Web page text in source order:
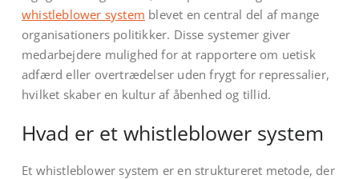
whistleblower system blevet en central del af mange
organisationers politikker. Disse systemer giver
medarbejdere mulighed for at rapportere om uetisk
adfærd eller overtrædelser uden frygt for repressalier,
hvilket skaber en kultur af åbenhed og tillid.
Hvad er et whistleblower system
Et whistleblower system er en struktureret metode, der